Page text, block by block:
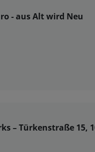
- aus Alt wird Neu
– Türkenstraße 15,